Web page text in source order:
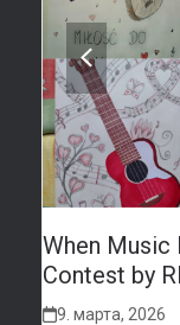
previous
slide
When Music
Contest by
9. марта, 2026